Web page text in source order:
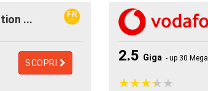
...
SCOPRI 2.5 Giga - up 30 Mega
★★★★★
★★★★★